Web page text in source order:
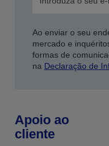
Ao enviar o seu
mercado e
formas de
na Declaração de
Apoio ao
cliente